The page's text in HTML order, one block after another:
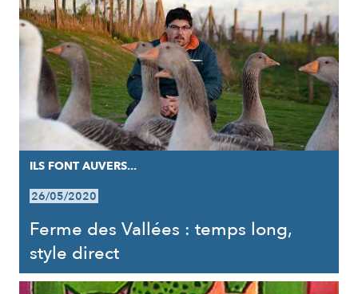
ILS FONT AUVERS...
26/05/2020
Ferme des Vallées : temps long,
style direct